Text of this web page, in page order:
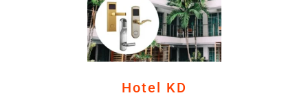
Hotel KD